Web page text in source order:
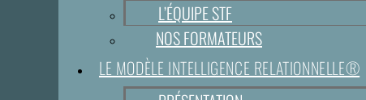
L’ÉQUIPE STF
NOS FORMATEURS
LE MODÈLE INTELLIGENCE RELATIONNELLE®